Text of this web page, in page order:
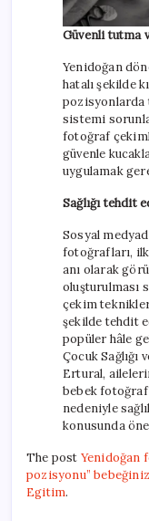
Güvenli tutma
Yenidoğan
hatalı şekilde
pozisyonlarda
sistemi
fotoğraf
güvenle
uygulamak
Sağlığı tehdit
Sosyal
fotoğrafları,
anı olarak
oluşturulması
çekim
şekilde tehdit
popüler hâle
Çocuk Sağlığı
Ertural,
bebek
nedeniyle
konusunda
The post Yenidoğan
pozisyonu”
Egitim.